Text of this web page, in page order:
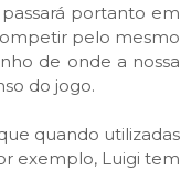
portanto em
pelo mesmo
de onde a nossa
do jogo.
quando utilizadas
exemplo, Luigi tem